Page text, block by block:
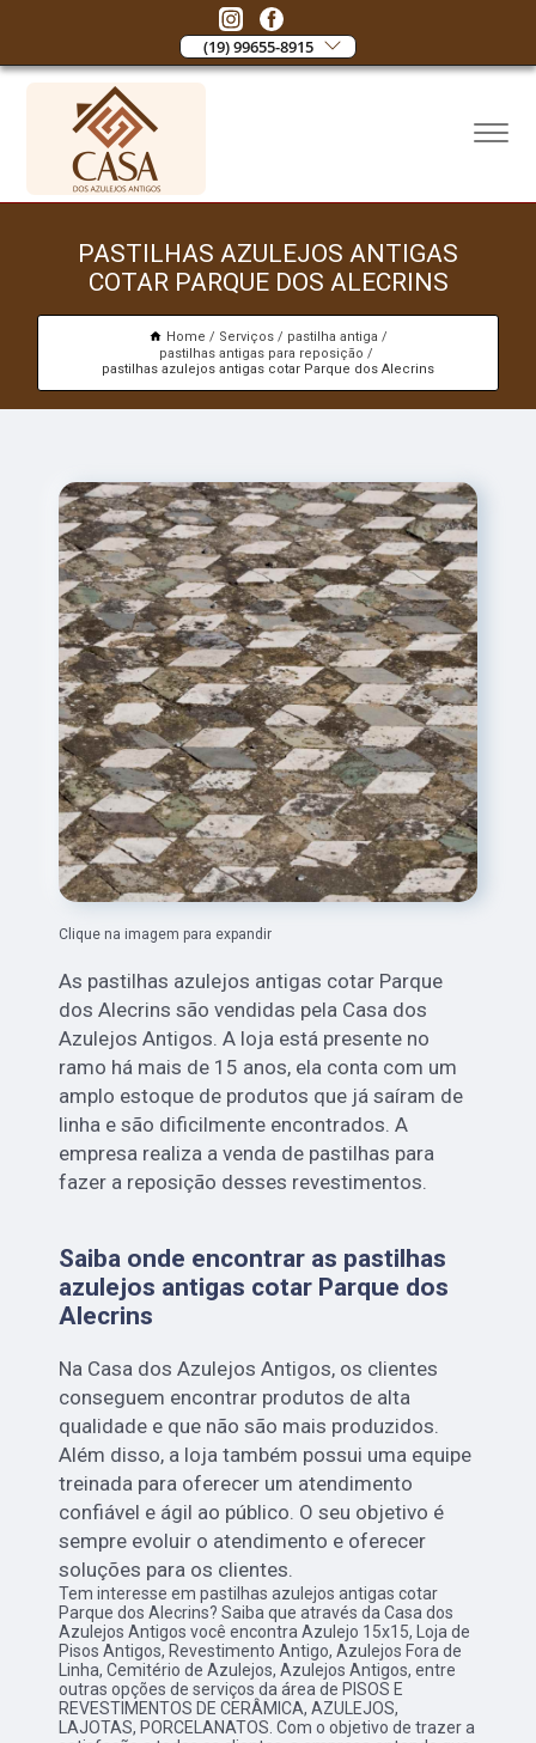
(19) 99655-8915
PASTILHAS AZULEJOS ANTIGAS
COTAR PARQUE DOS ALECRINS
Home Serviços
pastilha antiga
pastilhas antigas para reposição
pastilhas azulejos antigas cotar Parque dos Alecrins
Clique na imagem para expandir
As pastilhas azulejos antigas cotar Parque
dos Alecrins são vendidas pela Casa dos
Azulejos Antigos. A loja está presente no
ramo há mais de 15 anos, ela conta com um
amplo estoque de produtos que já saíram de
linha e são dificilmente encontrados. A
empresa realiza a venda de pastilhas para
fazer a reposição desses revestimentos.
Saiba onde encontrar as pastilhas
azulejos antigas cotar Parque dos
Alecrins
Na Casa dos Azulejos Antigos, os clientes
conseguem encontrar produtos de alta
qualidade e que não são mais produzidos.
Além disso, a loja também possui uma equipe
treinada para oferecer um atendimento
confiável e ágil ao público. O seu objetivo é
sempre evoluir o atendimento e oferecer
soluções para os clientes.
Tem interesse em pastilhas azulejos antigas cotar
Parque dos Alecrins? Saiba que através da Casa dos
Azulejos Antigos você encontra Azulejo 15x15, Loja de
Pisos Antigos, Revestimento Antigo, Azulejos Fora de
Linha, Cemitério de Azulejos, Azulejos Antigos, entre
outras opções de serviços da área de PISOS E
REVESTIMENTOS DE CERÂMICA, AZULEJOS,
LAJOTAS, PORCELANATOS. Com o objetivo de trazer a